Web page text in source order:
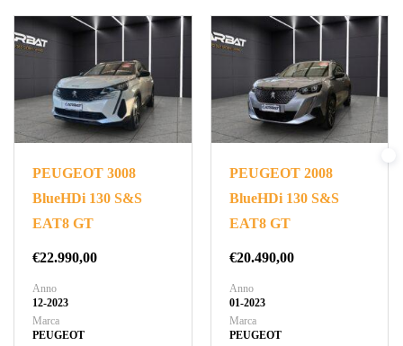
PEUGEOT 3008
BlueHDi 130 S&S
EAT8 GT
€22.990,00
Anno
12-2023
Marca
PEUGEOT
PEUGEOT 2008
BlueHDi 130 S&S
EAT8 GT
€20.490,00
Anno
01-2023
Marca
PEUGEOT